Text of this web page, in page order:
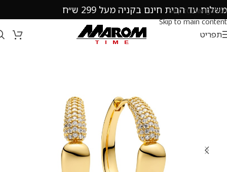
Skip to navigation
Skip to main content
משלוח עד הבית חינם בקניה מעל 299 ש״ח
תפריט